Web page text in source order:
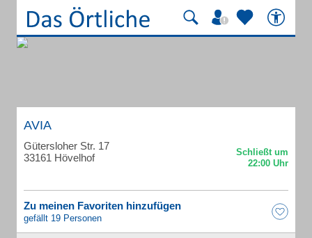
AVIA
Gütersloher Str. 17
33161 Hövelhof
Zu meinen Favoriten hinzufügen
gefällt 19 Personen